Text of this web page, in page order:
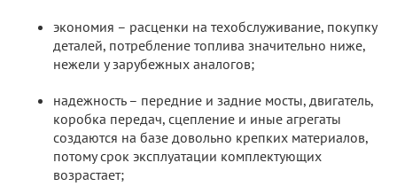
экономия – расценки на техобслуживание, покупку
деталей, потребление топлива значительно ниже,
нежели у зарубежных аналогов;
надежность – передние и задние мосты, двигатель,
коробка передач, сцепление и иные агрегаты
создаются на базе довольно крепких материалов,
потому срок эксплуатации комплектующих
возрастает;